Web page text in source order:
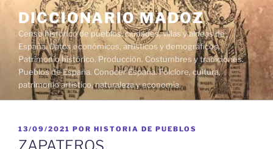
contenido
DICCIONARIO MADOZ
Censo histórico de pueblos, ciudades, villas y aldeas de
España. Datos económicos, artísticos y demográficos.
Patrimonio histórico. Producción. Costumbres y tradiciones.
Pueblos de España. Conocer España. Folclore, cultura,
patrimonio artístico, naturaleza y economía.
PUBLICADO
EL
13/09/2021 POR HISTORIA DE PUEBLOS